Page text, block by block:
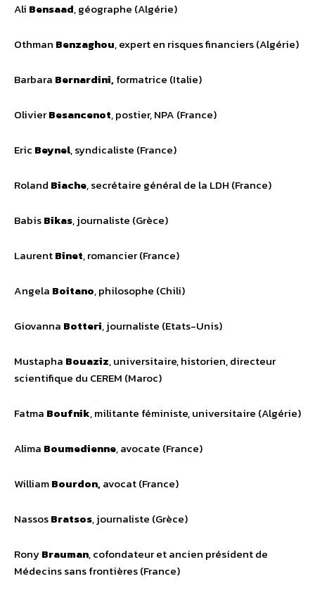
Ali Bensaad, géographe (Algérie)
Othman Benzaghou, expert en risques financiers (Algérie)
Barbara Bernardini,formatrice (Italie)
OlivierBesancenot, postier, NPA (France)
Eric Beynel, syndicaliste (France)
Roland Biache, secrétaire général de la LDH (France)
BabisBikas, journaliste (Grèce)
LaurentBinet, romancier (France)
Angela Boitano, philosophe (Chili)
Giovanna Botteri, journaliste (Etats-Unis)
Mustapha Bouaziz, universitaire, historien, directeur
scientifique du CEREM (Maroc)
Fatma Boufnik, militante féministe, universitaire (Algérie)
Alima Boumedienne, avocate (France)
WilliamBourdon,avocat (France)
NassosBratsos, journaliste (Grèce)
RonyBrauman, cofondateur et ancien président de
Médecins sans frontières (France)